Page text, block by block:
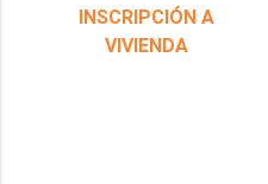
INSCRIPCIÓN A
VIVIENDA